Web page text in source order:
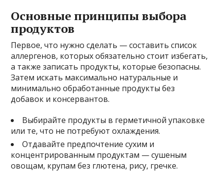
Основные принципы выбора
продуктов
Первое, что нужно сделать — составить список
аллергенов, которых обязательно стоит избегать,
а также записать продукты, которые безопасны.
Затем искать максимально натуральные и
минимально обработанные продукты без
добавок и консервантов.
Выбирайте продукты в герметичной упаковке
или те, что не потребуют охлаждения.
Отдавайте предпочтение сухим и
концентрированным продуктам — сушеным
овощам, крупам без глютена, рису, гречке.